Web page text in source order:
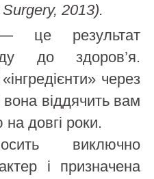
2013).
це результат
до здоров’я.
через
вона віддячить вам
довгі роки.
виключно
і призначена